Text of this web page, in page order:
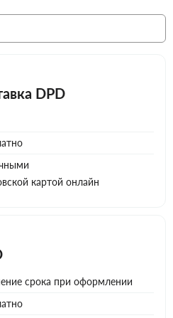
DPD
картой онлайн
срока при оформлении